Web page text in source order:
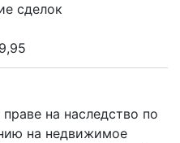
сделок
на наследство по
на недвижимое